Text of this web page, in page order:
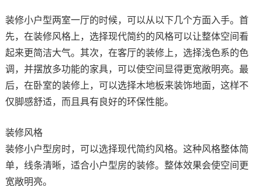
装修小户型两室一厅的时候，可以从以下几个方面入手。首
先，在装修风格上，选择现代简约的风格可以让整体空间看
起来更简洁大气。其次，在客厅的装修上，选择浅色系的色
调，并摆放多功能的家具，可以使空间显得更宽敞明亮。最
后，在卧室的装修上，可以选择木地板来装饰地面，这样不
仅脚感舒适，而且具有良好的环保性能。
装修风格
装修小户型房时，可以选择现代简约风格。这种风格整体简
单，线条清晰，适合小户型房的装修。整体效果会使空间更
宽敞明亮。